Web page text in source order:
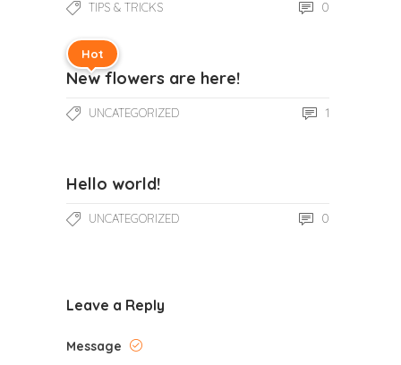
TIPS & TRICKS 0
Hot
New flowers are here!
UNCATEGORIZED 1
Hello world!
UNCATEGORIZED 0
Leave a Reply
Message